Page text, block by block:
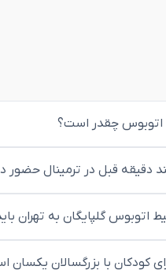
اتوبوس چقدر است؟
دقیقه قبل در ترمینال حضور
اتوبوس گلپایگان به تهران
کودکان با بزرگسالان یکسان